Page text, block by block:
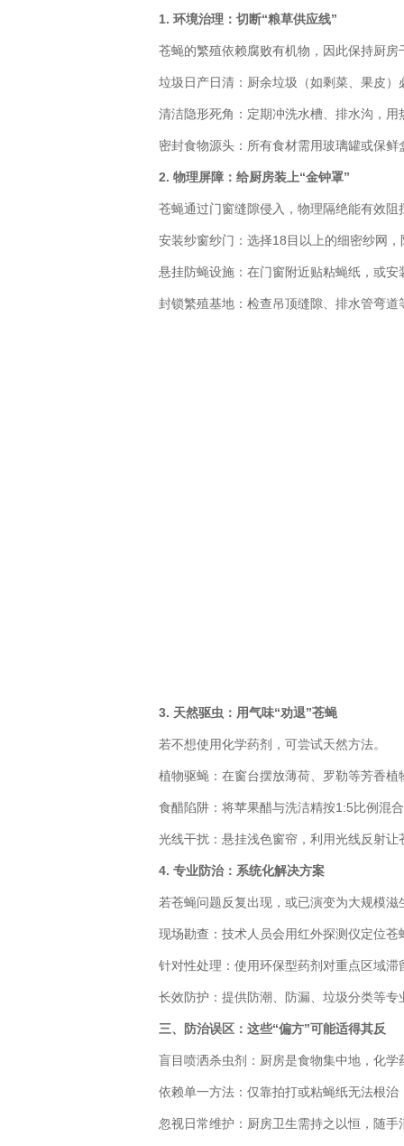
1. 环境治理：切断“粮草供应线”
苍蝇的繁殖依赖腐败有机物，因此保持厨房
垃圾日产日清：厨余垃圾（如剩菜、果皮）
清洁隐形死角：定期冲洗水槽、排水沟，用
密封食物源头：所有食材需用玻璃罐或保鲜
2. 物理屏障：给厨房装上“金钟罩”
苍蝇通过门窗缝隙侵入，物理隔绝能有效阻
安装纱窗纱门：选择18目以上的细密纱网，
悬挂防蝇设施：在门窗附近贴粘蝇纸，或安
封锁繁殖基地：检查吊顶缝隙、排水管弯道
3. 天然驱虫：用气味“劝退”苍蝇
若不想使用化学药剂，可尝试天然方法。
植物驱蝇：在窗台摆放薄荷、罗勒等芳香植
食醋陷阱：将苹果醋与洗洁精按1:5比例混合
光线干扰：悬挂浅色窗帘，利用光线反射让
4. 专业防治：系统化解决方案
若苍蝇问题反复出现，或已演变为大规模滋
现场勘查：技术人员会用红外探测仪定位苍
针对性处理：使用环保型药剂对重点区域滞
长效防护：提供防潮、防漏、垃圾分类等专
三、防治误区：这些“偏方”可能适得其反
盲目喷洒杀虫剂：厨房是食物集中地，化学
依赖单一方法：仅靠拍打或粘蝇纸无法根治
忽视日常维护：厨房卫生需持之以恒，随手